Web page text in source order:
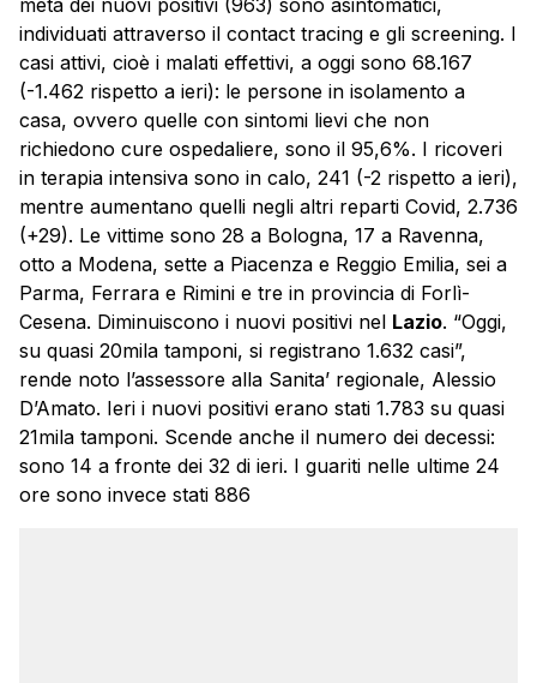
individuati attraverso il contact tracing e gli screening. I
casi attivi, cioè i malati effettivi, a oggi sono 68.167
(-1.462 rispetto a ieri): le persone in isolamento a
casa, ovvero quelle con sintomi lievi che non
richiedono cure ospedaliere, sono il 95,6%. I ricoveri
in terapia intensiva sono in calo, 241 (-2 rispetto a ieri),
mentre aumentano quelli negli altri reparti Covid, 2.736
(+29). Le vittime sono 28 a Bologna, 17 a Ravenna,
otto a Modena, sette a Piacenza e Reggio Emilia, sei a
Parma, Ferrara e Rimini e tre in provincia di Forlì-
Cesena. Diminuiscono i nuovi positivi nel Lazio. “Oggi,
su quasi 20mila tamponi, si registrano 1.632 casi”,
rende noto l’assessore alla Sanita’ regionale, Alessio
D’Amato. Ieri i nuovi positivi erano stati 1.783 su quasi
21mila tamponi. Scende anche il numero dei decessi:
sono 14 a fronte dei 32 di ieri. I guariti nelle ultime 24
ore sono invece stati 886